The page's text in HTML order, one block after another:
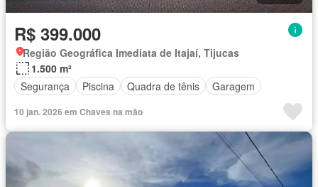
R$ 399.000
Região Geográfica Imediata de Itajaí, Tijucas
1.500 m²
Segurança
Piscina Quadra de tênis Garagem
10 jan. 2026 em Chaves na mão